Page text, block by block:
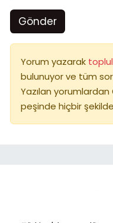
Gönder
Yorum yazarak
bulunuyor ve tüm
Yazılan
peşinde hiçbir